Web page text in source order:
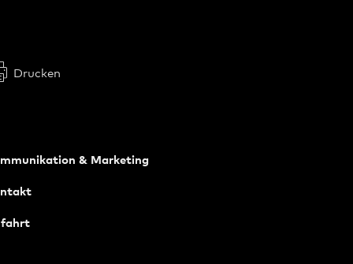
Drucken
& Marketing